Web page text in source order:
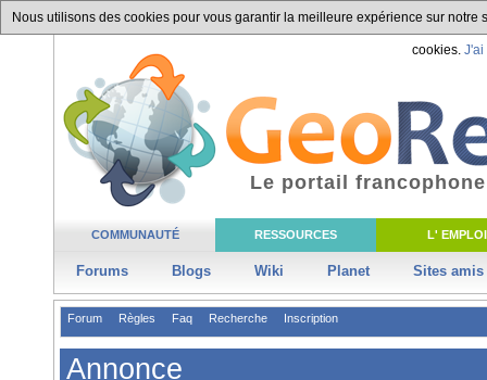
Nous utilisons des cookies pour vous garantir la meilleure expérience sur
cookies. J'ai
COMMUNAUTÉ RESSOURCES L' EMPLOI
Forums Blogs Wiki Planet Sites amis
Le portail
Forum Règles Faq Recherche Inscription
Annonce